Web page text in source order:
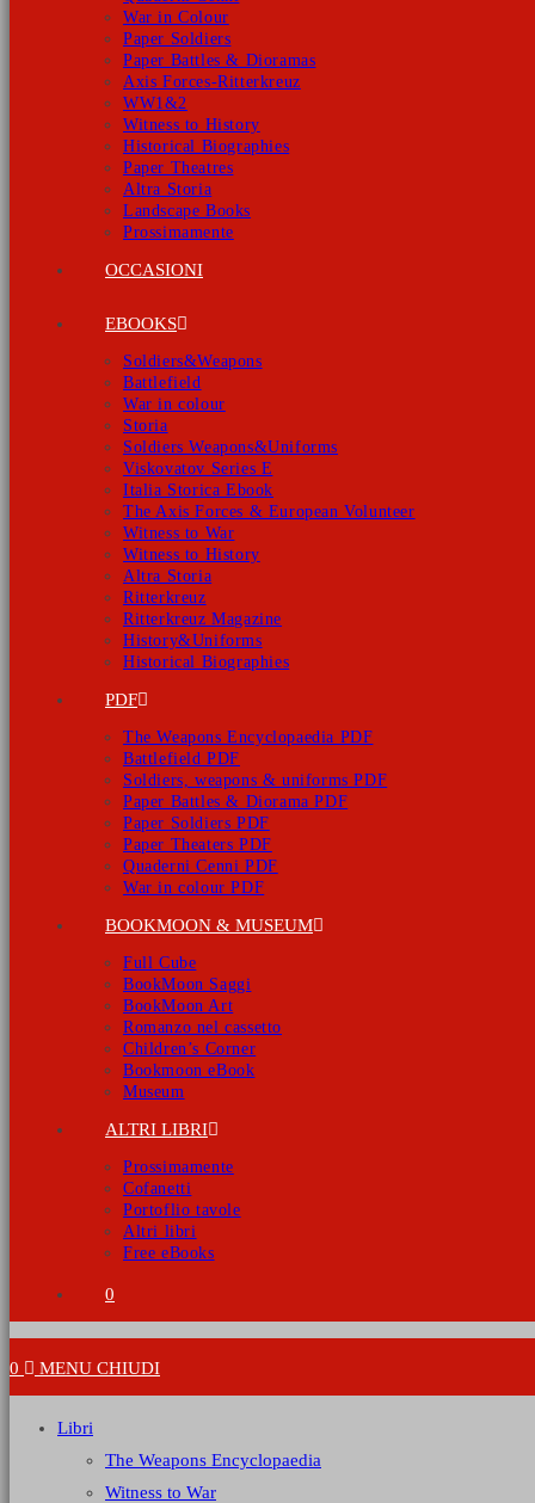
War in Colour
Paper Soldiers
Paper Battles & Dioramas
Axis Forces-Ritterkreuz
WW1&2
Witness to History
Historical Biographies
Paper Theatres
Altra Storia
Landscape Books
Prossimamente
OCCASIONI
EBOOKS
Soldiers&Weapons
Battlefield
War in colour
Storia
Soldiers Weapons&Uniforms
Viskovatov Series E
Italia Storica Ebook
The Axis Forces & European Volunteer
Witness to War
Witness to History
Altra Storia
Ritterkreuz
Ritterkreuz Magazine
History&Uniforms
Historical Biographies
PDF
The Weapons Encyclopaedia PDF
Battlefield PDF
Soldiers, weapons & uniforms PDF
Paper Battles & Diorama PDF
Paper Soldiers PDF
Paper Theaters PDF
Quaderni Cenni PDF
War in colour PDF
BOOKMOON & MUSEUM
Full Cube
BookMoon Saggi
BookMoon Art
Romanzo nel cassetto
Children’s Corner
Bookmoon eBook
Museum
ALTRI LIBRI
Prossimamente
Cofanetti
Portoflio tavole
Altri libri
Free eBooks
0
0 MENU CHIUDI
Libri
The Weapons Encyclopaedia
Witness to War